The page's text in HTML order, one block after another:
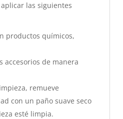
las siguientes
productos químicos,
accesorios de manera
remueve
con un paño suave seco
esté limpia.